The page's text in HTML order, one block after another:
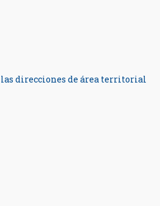
las direcciones de área territorial